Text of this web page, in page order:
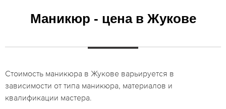
Маникюр - цена в Жукове
Стоимость маникюра в Жукове варьируется в
зависимости от типа маникюра, материалов и
квалификации мастера.